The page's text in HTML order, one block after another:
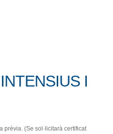
I
prèvia. (Se sol·licitarà certificat